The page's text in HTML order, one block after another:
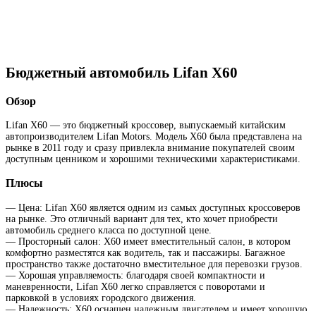
Бюджетный автомобиль Lifan X60
Обзор
Lifan X60 — это бюджетный кроссовер, выпускаемый китайским
автопроизводителем Lifan Motors. Модель X60 была представлена на
рынке в 2011 году и сразу привлекла внимание покупателей своим
доступным ценником и хорошими техническими характеристиками.
Плюсы
— Цена: Lifan X60 является одним из самых доступных кроссоверов
на рынке. Это отличный вариант для тех, кто хочет приобрести
автомобиль среднего класса по доступной цене.
— Просторный салон: X60 имеет вместительный салон, в котором
комфортно разместятся как водитель, так и пассажиры. Багажное
пространство также достаточно вместительное для перевозки грузов.
— Хорошая управляемость: благодаря своей компактности и
маневренности, Lifan X60 легко справляется с поворотами и
парковкой в условиях городского движения.